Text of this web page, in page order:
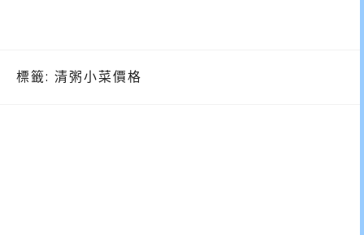
標籤: 清粥小菜價格